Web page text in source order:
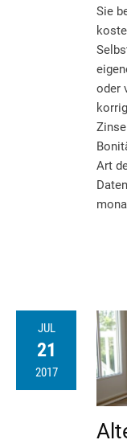
Sie
oder
Art
JUL
21
2017